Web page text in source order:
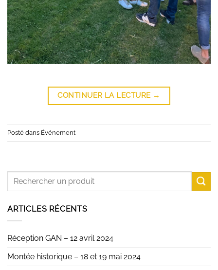
CONTINUER LA LECTURE →
Posté dans Événement
ARTICLES RÉCENTS
Réception GAN – 12 avril 2024
Montée historique – 18 et 19 mai 2024